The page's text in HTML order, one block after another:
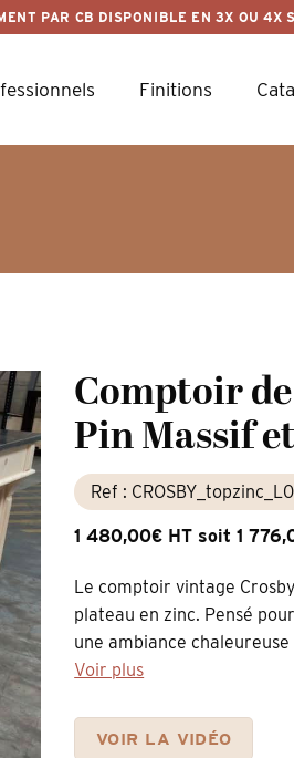
PAR CB DISPONIBLE EN 3X OU 4X
Finitions
Comptoir
Pin Massif
Ref : CROSBY_topzinc_L0
1 480,00€ HT soit 1
Le comptoir vintage
plateau en zinc. Pensé
une ambiance
Voir plus
VOIR LA VIDÉO